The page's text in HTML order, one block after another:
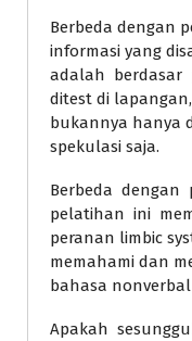
Berbeda dengan
informasi yang
adalah berdasar
ditest di
bukannya hanya
spekulasi saja.
Berbeda
pelatihan ini
peranan limbic
memahami dan
bahasa nonverbal
Apakah